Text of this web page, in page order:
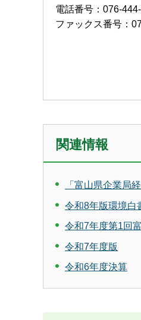
電話番号：076-
ファックス番号：
関連情報
「富山県企業局
令和8年版環境白
令和7年度第1回
令和7年度版
令和6年度決算